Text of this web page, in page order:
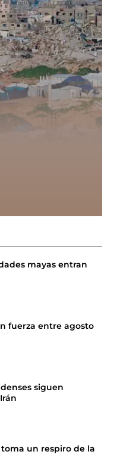
mayas entran
fuerza entre agosto
siguen
un respiro de la